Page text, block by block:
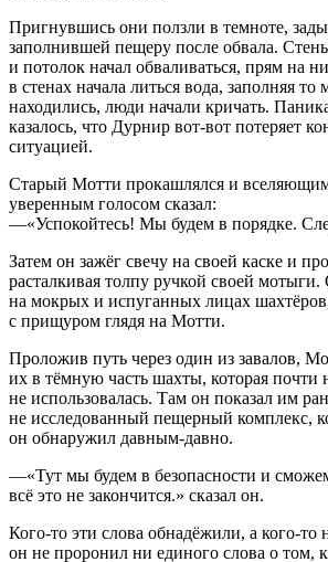
Пригнувшись они ползли в темноте,
заполнившей пещеру после обвала.
и потолок начал обваливаться, прям на
в стенах начала литься вода, заполняя то
находились, люди начали кричать.
казалось, что Дурнир вот-вот потеряет
ситуацией.
Старый Мотти прокашлялся и
уверенным голосом сказал:
—«Успокойтесь! Мы будем в порядке.
Затем он зажёг свечу на своей каске и
расталкивая толпу ручкой своей мотыги.
на мокрых и испуганных лицах
с прищуром глядя на Мотти.
Проложив путь через один из завалов,
их в тёмную часть шахты, которая почти
не использовалась. Там он показал им
не исследованный пещерный комплекс,
он обнаружил давным-давно.
—«Тут мы будем в безопасности и
всё это не закончится.» сказал он.
Кого-то эти слова обнадёжили, а кого-то
он не проронил ни единого слова о том,